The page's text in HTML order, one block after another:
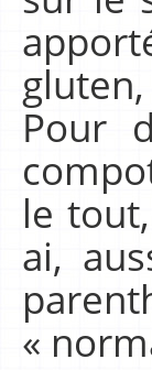
Pour
le
ai,
«